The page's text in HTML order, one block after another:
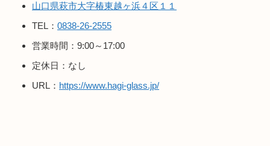
山口県萩市大字椿東越ヶ浜４区１１
TEL： 0838-26-2555
営業時間：9:00～17:00
定休日：なし
URL： https://www.hagi-glass.jp/